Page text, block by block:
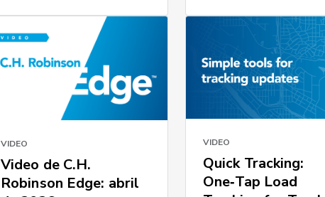
VIDEO
Video de C.H.
Robinson Edge: abril
VIDEO
Quick Tracking:
One‑Tap Load